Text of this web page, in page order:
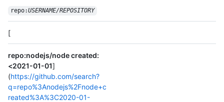
repo:USERNAME/REPOSITORY
[
repo:nodejs/node created:
<2021-01-01]
(https://github.com/search?
q=repo%3Anodejs%2Fnode+c
reated%3A%3C2020-01-